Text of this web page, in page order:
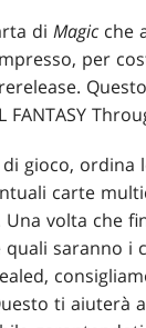
diMagic che
per
gioco, ordina
carte
volta che
saranno i
ti aiuterà